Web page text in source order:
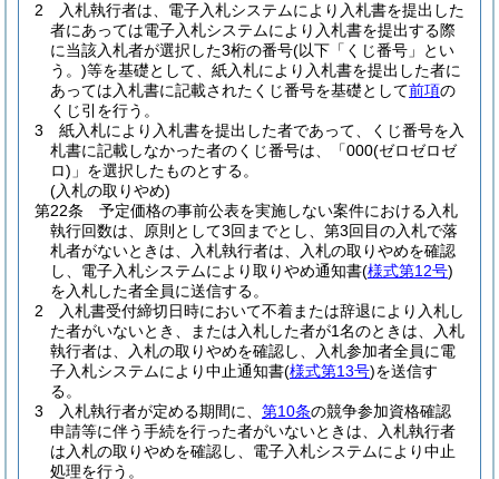
2
入札執行者は、電子入札システムにより入札書を提出した
者にあっては電子入札システムにより入札書を提出する際
に当該入札者が選択した3桁の番号(以下「くじ番号」とい
う。)等を基礎として、紙入札により入札書を提出した者に
あっては入札書に記載されたくじ番号を基礎として前項の
くじ引を行う。
3
紙入札により入札書を提出した者であって、くじ番号を入
札書に記載しなかった者のくじ番号は、「000(ゼロゼロゼ
ロ) 」を選択したものとする。
(入札の取りやめ)
第22条
予定価格の事前公表を実施しない案件における入札
執行回数は、原則として3回までとし、第3回目の入札で落
札者がないときは、入札執行者は、入札の取りやめを確認
し、電子入札システムにより取りやめ通知書(様式第12号)
を入札した者全員に送信する。
2
入札書受付締切日時において不着または辞退により入札し
た者がいないとき、または入札した者が1名のときは、入札
執行者は、入札の取りやめを確認し、入札参加者全員に電
子入札システムにより中止通知書(様式第13号)を送信す
る。
3
入札執行者が定める期間に、 第10条の競争参加資格確認
申請等に伴う手続を行った者がいないときは、入札執行者
は入札の取りやめを確認し、電子入札システムにより中止
処理を行う。